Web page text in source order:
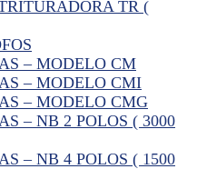
TR (
– MODELO CM
– MODELO CMI
– MODELO CMG
– NB 2 POLOS ( 3000
– NB 4 POLOS ( 1500